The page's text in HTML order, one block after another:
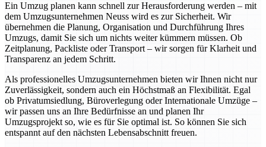
Ein Umzug planen kann schnell zur Herausforderung werden – mit
dem Umzugsunternehmen Neuss wird es zur Sicherheit. Wir
übernehmen die Planung, Organisation und Durchführung Ihres
Umzugs, damit Sie sich um nichts weiter kümmern müssen. Ob
Zeitplanung, Packliste oder Transport – wir sorgen für Klarheit und
Transparenz an jedem Schritt.
Als professionelles Umzugsunternehmen bieten wir Ihnen nicht nur
Zuverlässigkeit, sondern auch ein Höchstmaß an Flexibilität. Egal
ob Privatumsiedlung, Büroverlegung oder Internationale Umzüge –
wir passen uns an Ihre Bedürfnisse an und planen Ihr
Umzugsprojekt so, wie es für Sie optimal ist. So können Sie sich
entspannt auf den nächsten Lebensabschnitt freuen.